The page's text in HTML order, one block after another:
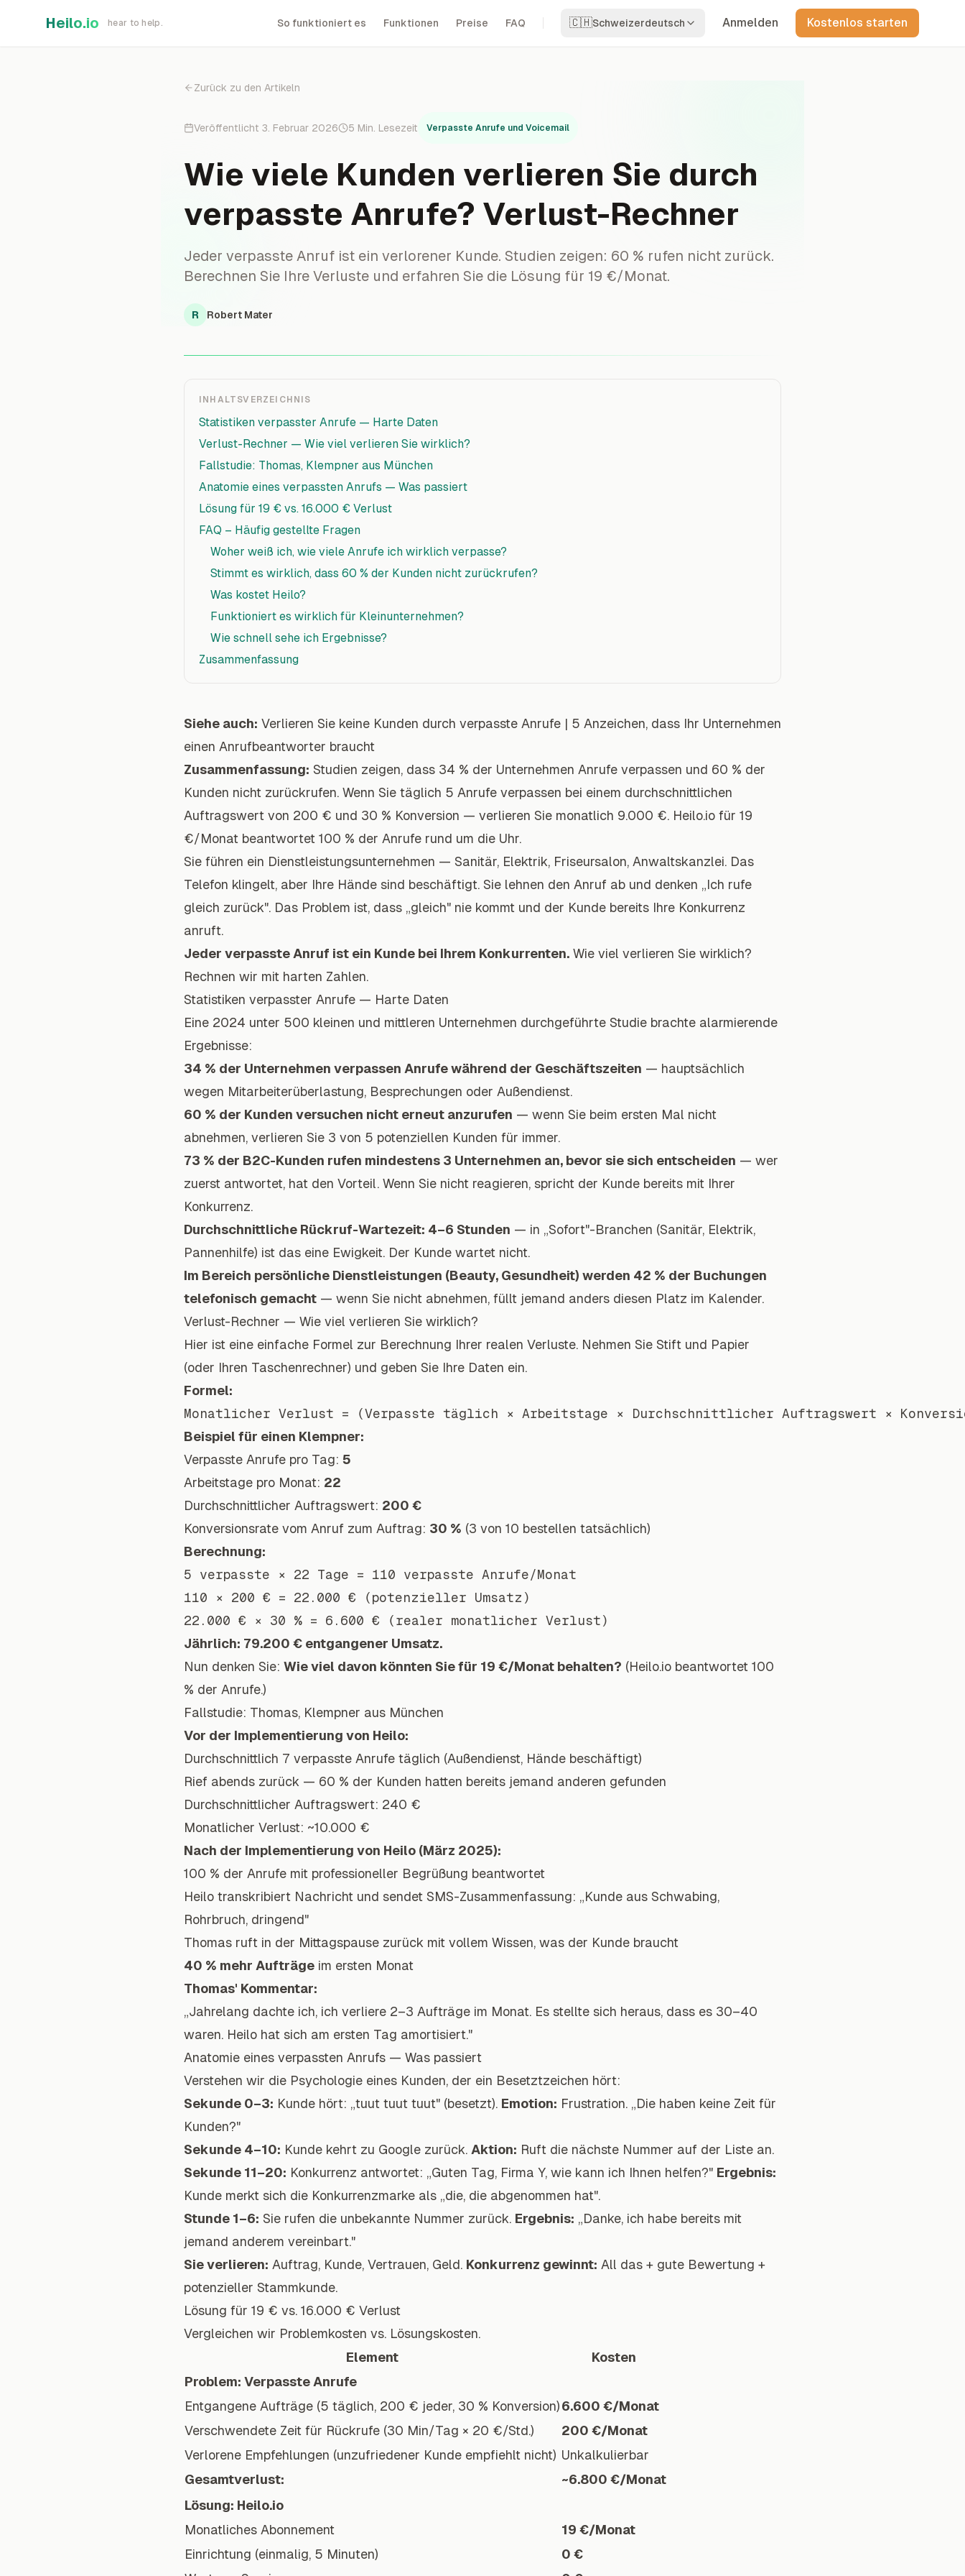
Heilo.io hear to help. So funktioniert es Funktionen Preise FAQ 🇨🇭Schweizerdeutsch Anmelden Kostenlos starten
Zurück zu den Artikeln
Veröffentlicht 3. Februar 2026 5 Min. Lesezeit Verpasste Anrufe und Voicemail
Wie viele Kunden verlieren Sie durch
verpasste Anrufe? Verlust-Rechner
Jeder verpasste Anruf ist ein verlorener Kunde. Studien zeigen: 60 % rufen nicht zurück.
Berechnen Sie Ihre Verluste und erfahren Sie die Lösung für 19 €/Monat.
R Robert Mater
INHALTSVERZEICHNIS
Statistiken verpasster Anrufe — Harte Daten
Verlust-Rechner — Wie viel verlieren Sie wirklich?
Fallstudie: Thomas, Klempner aus München
Anatomie eines verpassten Anrufs — Was passiert
Lösung für 19 € vs. 16.000 € Verlust
FAQ – Häufig gestellte Fragen
Woher weiß ich, wie viele Anrufe ich wirklich verpasse?
Stimmt es wirklich, dass 60 % der Kunden nicht zurückrufen?
Was kostet Heilo?
Funktioniert es wirklich für Kleinunternehmen?
Wie schnell sehe ich Ergebnisse?
Zusammenfassung
Siehe auch: Verlieren Sie keine Kunden durch verpasste Anrufe | 5 Anzeichen, dass Ihr Unternehmen
einen Anrufbeantworter braucht
Zusammenfassung: Studien zeigen, dass 34 % der Unternehmen Anrufe verpassen und 60 % der
Kunden nicht zurückrufen. Wenn Sie täglich 5 Anrufe verpassen bei einem durchschnittlichen
Auftragswert von 200 € und 30 % Konversion — verlieren Sie monatlich 9.000 €. Heilo.io für 19
€/Monat beantwortet 100 % der Anrufe rund um die Uhr.
Sie führen ein Dienstleistungsunternehmen — Sanitär, Elektrik, Friseursalon, Anwaltskanzlei. Das
Telefon klingelt, aber Ihre Hände sind beschäftigt. Sie lehnen den Anruf ab und denken „Ich rufe
gleich zurück". Das Problem ist, dass „gleich" nie kommt und der Kunde bereits Ihre Konkurrenz
anruft.
Jeder verpasste Anruf ist ein Kunde bei Ihrem Konkurrenten. Wie viel verlieren Sie wirklich?
Rechnen wir mit harten Zahlen.
Statistiken verpasster Anrufe — Harte Daten
Eine 2024 unter 500 kleinen und mittleren Unternehmen durchgeführte Studie brachte alarmierende
Ergebnisse:
34 % der Unternehmen verpassen Anrufe während der Geschäftszeiten — hauptsächlich
wegen Mitarbeiterüberlastung, Besprechungen oder Außendienst.
60 % der Kunden versuchen nicht erneut anzurufen — wenn Sie beim ersten Mal nicht
abnehmen, verlieren Sie 3 von 5 potenziellen Kunden für immer.
73 % der B2C-Kunden rufen mindestens 3 Unternehmen an, bevor sie sich entscheiden — wer
zuerst antwortet, hat den Vorteil. Wenn Sie nicht reagieren, spricht der Kunde bereits mit Ihrer
Konkurrenz.
Durchschnittliche Rückruf-Wartezeit: 4–6 Stunden — in „Sofort"-Branchen (Sanitär, Elektrik,
Pannenhilfe) ist das eine Ewigkeit. Der Kunde wartet nicht.
Im Bereich persönliche Dienstleistungen (Beauty, Gesundheit) werden 42 % der Buchungen
telefonisch gemacht — wenn Sie nicht abnehmen, füllt jemand anders diesen Platz im Kalender.
Verlust-Rechner — Wie viel verlieren Sie wirklich?
Hier ist eine einfache Formel zur Berechnung Ihrer realen Verluste. Nehmen Sie Stift und Papier
(oder Ihren Taschenrechner) und geben Sie Ihre Daten ein.
Formel:
Beispiel für einen Klempner:
Verpasste Anrufe pro Tag: 5
Arbeitstage pro Monat: 22
Durchschnittlicher Auftragswert: 200 €
Konversionsrate vom Anruf zum Auftrag: 30 % (3 von 10 bestellen tatsächlich)
Berechnung:
5 verpasste × 22 Tage = 110 verpasste Anrufe/Monat
110 × 200 € = 22.000 € (potenzieller Umsatz)
Jährlich: 79.200 € entgangener Umsatz.
Nun denken Sie: Wie viel davon könnten Sie für 19 €/Monat behalten? (Heilo.io beantwortet 100
% der Anrufe.)
Fallstudie: Thomas, Klempner aus München
Vor der Implementierung von Heilo:
Durchschnittlich 7 verpasste Anrufe täglich (Außendienst, Hände beschäftigt)
Rief abends zurück — 60 % der Kunden hatten bereits jemand anderen gefunden
Durchschnittlicher Auftragswert: 240 €
Monatlicher Verlust: ~10.000 €
Nach der Implementierung von Heilo (März 2025):
100 % der Anrufe mit professioneller Begrüßung beantwortet
Heilo transkribiert Nachricht und sendet SMS-Zusammenfassung: „Kunde aus Schwabing,
Rohrbruch, dringend"
Thomas ruft in der Mittagspause zurück mit vollem Wissen, was der Kunde braucht
40 % mehr Aufträge im ersten Monat
Thomas' Kommentar:
„Jahrelang dachte ich, ich verliere 2–3 Aufträge im Monat. Es stellte sich heraus, dass es 30–40
waren. Heilo hat sich am ersten Tag amortisiert."
Anatomie eines verpassten Anrufs — Was passiert
Verstehen wir die Psychologie eines Kunden, der ein Besetztzeichen hört:
Sekunde 0–3: Kunde hört: „tuut tuut tuut" (besetzt). Emotion: Frustration. „Die haben keine Zeit für
Kunden?"
Sekunde 4–10: Kunde kehrt zu Google zurück. Aktion: Ruft die nächste Nummer auf der Liste an.
Sekunde 11–20: Konkurrenz antwortet: „Guten Tag, Firma Y, wie kann ich Ihnen helfen?" Ergebnis:
Kunde merkt sich die Konkurrenzmarke als „die, die abgenommen hat".
Stunde 1–6: Sie rufen die unbekannte Nummer zurück. Ergebnis: „Danke, ich habe bereits mit
jemand anderem vereinbart."
Sie verlieren: Auftrag, Kunde, Vertrauen, Geld. Konkurrenz gewinnt: All das + gute Bewertung +
potenzieller Stammkunde.
Lösung für 19 € vs. 16.000 € Verlust
Vergleichen wir Problemkosten vs. Lösungskosten.
Element
Kosten
Problem: Verpasste Anrufe
Entgangene Aufträge (5 täglich, 200 € jeder, 30 % Konversion)6.600 €/Monat
Verschwendete Zeit für Rückrufe (30 Min/Tag × 20 €/Std.)
200 €/Monat
Verlorene Empfehlungen (unzufriedener Kunde empfiehlt nicht) Unkalkulierbar
Gesamtverlust:
~6.800 €/Monat
Lösung: Heilo.io
Monatliches Abonnement
19 €/Monat
Einrichtung (einmalig, 5 Minuten)
0 €